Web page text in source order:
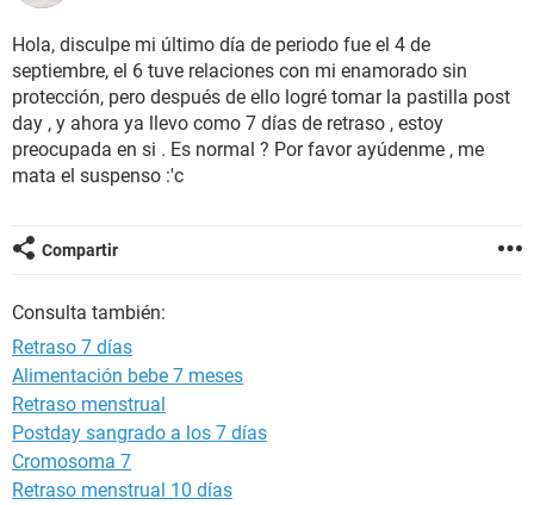
BIENESTAR
SEXUALIDAD
GLOSARIO
Hola, disculpe mi último día de periodo fue el 4 de
septiembre, el 6 tuve relaciones con mi enamorado sin
protección, pero después de ello logré tomar la pastilla post
day , y ahora ya llevo como 7 días de retraso , estoy
preocupada en si . Es normal ? Por favor ayúdenme , me
mata el suspenso :'c
Compartir
Consulta también:
Retraso 7 días
Alimentación bebe 7 meses
Retraso menstrual
Postday sangrado a los 7 días
Cromosoma 7
Retraso menstrual 10 días